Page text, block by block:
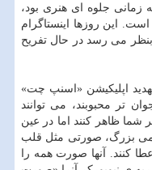
زمانی جلوه ای هنری بود،
این روزها اینستاگرام
بنظر می رسد در حال تفریح
تهدید اپلیکیشن «اسنپ چت»
تر محبوبند، می توانند
شما ظاهر کنند اما در عین
بزرگ، صورتی مثل قلب
کنند. آنها صورت همه را